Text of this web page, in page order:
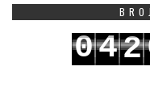
042